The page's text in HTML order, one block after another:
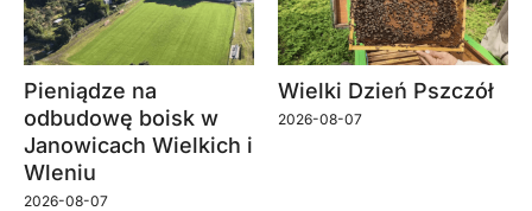
Pieniądze na
odbudowę boisk w
Janowicach Wielkich i
Wleniu
2026-08-07
Wielki Dzień Pszczół
2026-08-07